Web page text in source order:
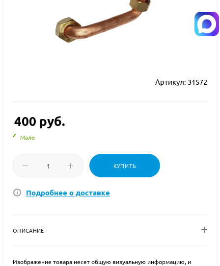
Артикул: 31572
400 руб.
Мало
КУПИТЬ
Подробнее о доставке
ОПИСАНИЕ
Изображение товара несет общую визуальную информацию, и